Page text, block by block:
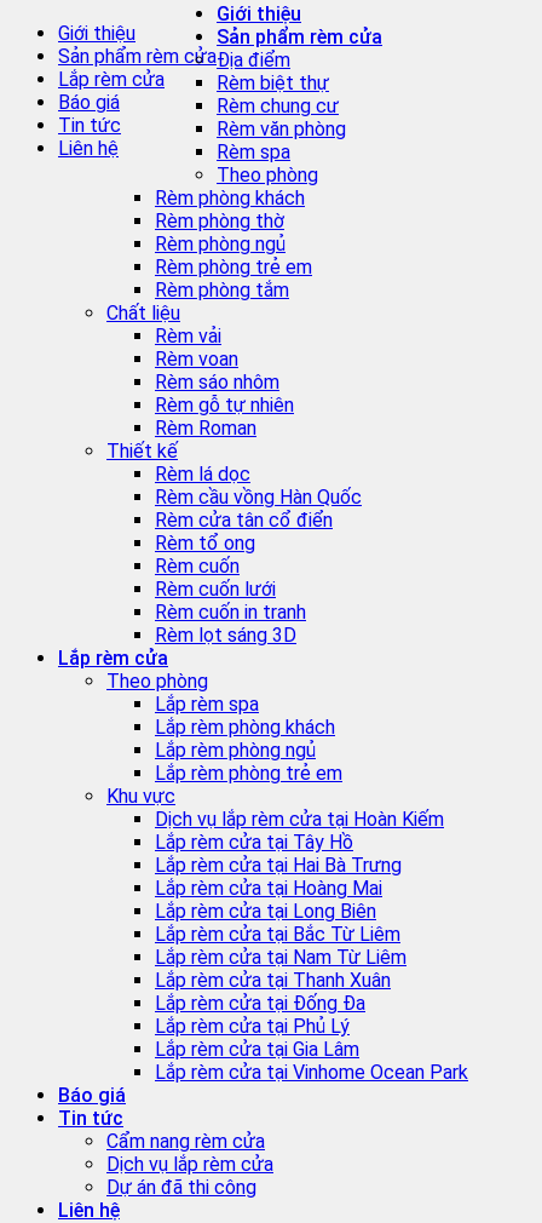
Giới thiệu
Sản phẩm rèm cửa
Lắp rèm cửa
Báo giá
Tin tức
Liên hệ
Giới thiệu
Sản phẩm rèm cửa
Địa điểm
Rèm biệt thự
Rèm chung cư
Rèm văn phòng
Rèm spa
Theo phòng
Rèm phòng khách
Rèm phòng thờ
Rèm phòng ngủ
Rèm phòng trẻ em
Rèm phòng tắm
Chất liệu
Rèm vải
Rèm voan
Rèm sáo nhôm
Rèm gỗ tự nhiên
Rèm Roman
Thiết kế
Rèm lá dọc
Rèm cầu vồng Hàn Quốc
Rèm cửa tân cổ điển
Rèm tổ ong
Rèm cuốn
Rèm cuốn lưới
Rèm cuốn in tranh
Rèm lọt sáng 3D
Lắp rèm cửa
Theo phòng
Lắp rèm spa
Lắp rèm phòng khách
Lắp rèm phòng ngủ
Lắp rèm phòng trẻ em
Khu vực
Dịch vụ lắp rèm cửa tại Hoàn Kiếm
Lắp rèm cửa tại Tây Hồ
Lắp rèm cửa tại Hai Bà Trưng
Lắp rèm cửa tại Hoàng Mai
Lắp rèm cửa tại Long Biên
Lắp rèm cửa tại Bắc Từ Liêm
Lắp rèm cửa tại Nam Từ Liêm
Lắp rèm cửa tại Thanh Xuân
Lắp rèm cửa tại Đống Đa
Lắp rèm cửa tại Phủ Lý
Lắp rèm cửa tại Gia Lâm
Lắp rèm cửa tại Vinhome Ocean Park
Báo giá
Tin tức
Cẩm nang rèm cửa
Dịch vụ lắp rèm cửa
Dự án đã thi công
Liên hệ